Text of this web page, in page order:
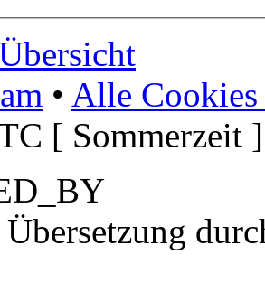
• Alle Cookies
[ Sommerzeit ]
Übersetzung